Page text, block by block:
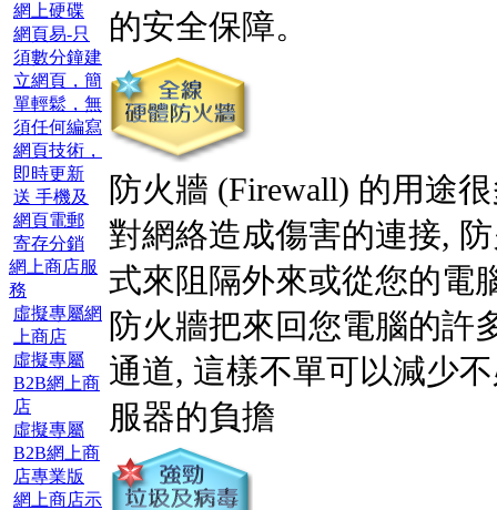
網上硬碟
網頁易-只
須數分鐘建
立網頁，簡
單輕鬆，無
須任何編寫
網頁技術，
即時更新
送 手機及
網頁電郵
寄存分銷
網上商店服
務
虛擬專屬網
上商店
虛擬專屬
B2B網上商
店
虛擬專屬
B2B網上商
店專業版
網上商店示
的安全保障。
防火牆 (Firewall) 的用途
對網絡造成傷害的連接,
式來阻隔外來或從您的電
防火牆把來回您電腦的許
通道, 這樣不單可以減少
服器的負擔